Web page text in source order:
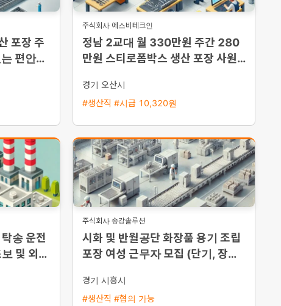
포장 주
편안한
주식회사 에스비테크인
정남 2교대 월 330만원 주간 280
만원 스티로폼박스 생산 포장 사원
경기 오산시
#생산직 #시급 10,320원
송 운전
및 외국
주식회사 송강솔루션
시화 및 반월공단 화장품 용기 조립
포장 여성 근무자 모집 (단기, 장기,
경기 시흥시
#생산직 #협의 가능